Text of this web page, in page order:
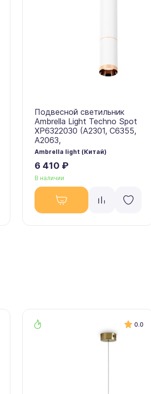
Подвесной светильник
Ambrella Light Techno Spot
XP6322030 (A2301, C6355,
A2063,
Ambrella light (Китай)
6 410 ₽
В наличии
0.0